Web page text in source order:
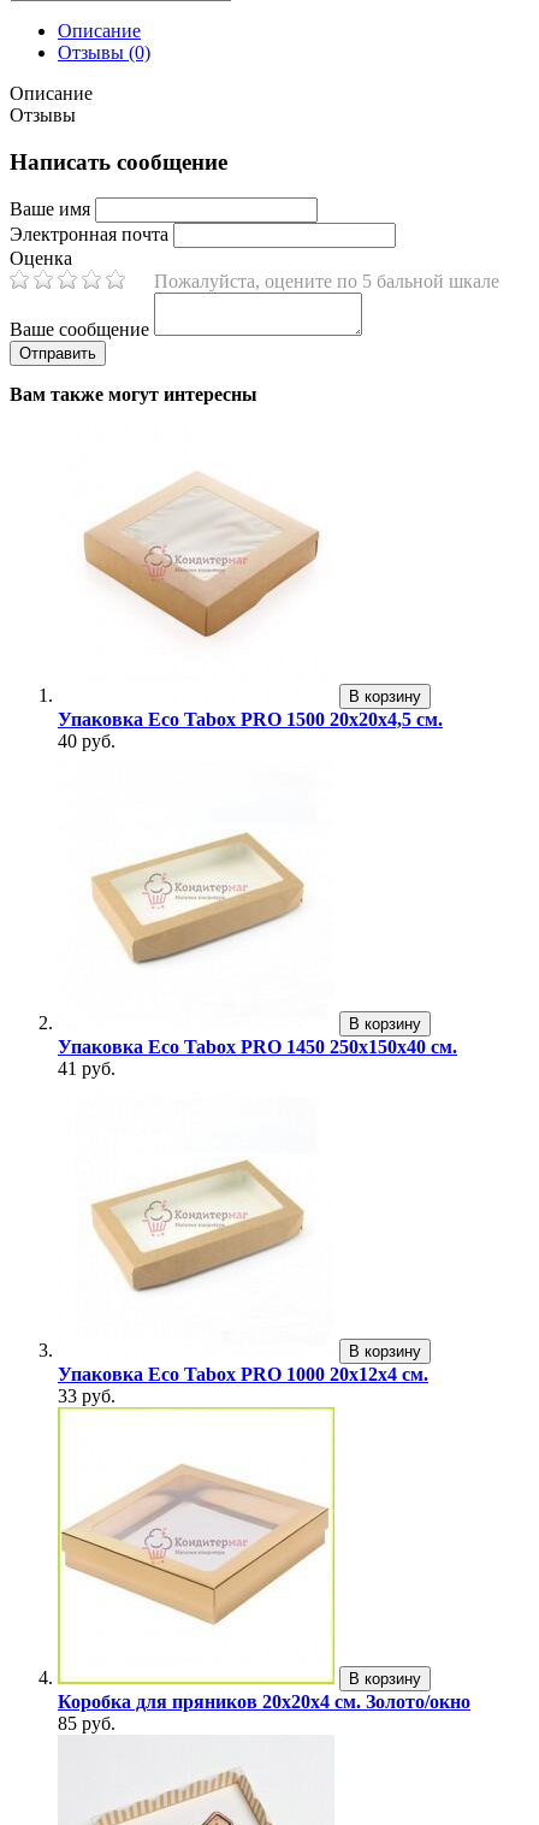
Описание
Отзывы (0)
Описание
Отзывы
Написать сообщение
Ваше имя
Электронная почта
Оценка
Пожалуйста, оцените по 5 бальной шкале
Ваше сообщение
Вам также могут интересны
В корзину
Упаковка Eco Tabox PRO 1500 20х20х4,5 см.
40 руб.
В корзину
Упаковка Eco Tabox PRO 1450 250х150х40 см.
41 руб.
В корзину
Упаковка Eco Tabox PRO 1000 20х12х4 см.
33 руб.
В корзину
Коробка для пряников 20х20х4 см. Золото/окно
85 руб.